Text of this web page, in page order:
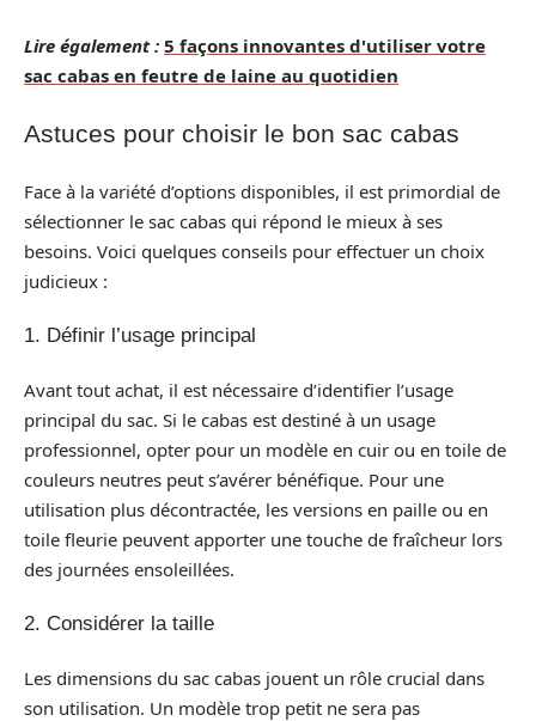
Lire également : 5 façons innovantes d'utiliser votre
sac cabas en feutre de laine au quotidien
Astuces pour choisir le bon sac cabas
Face à la variété d’options disponibles, il est primordial de
sélectionner le sac cabas qui répond le mieux à ses
besoins. Voici quelques conseils pour effectuer un choix
judicieux :
1. Définir l’usage principal
Avant tout achat, il est nécessaire d’identifier l’usage
principal du sac. Si le cabas est destiné à un usage
professionnel, opter pour un modèle en cuir ou en toile de
couleurs neutres peut s’avérer bénéfique. Pour une
utilisation plus décontractée, les versions en paille ou en
toile fleurie peuvent apporter une touche de fraîcheur lors
des journées ensoleillées.
2. Considérer la taille
Les dimensions du sac cabas jouent un rôle crucial dans
son utilisation. Un modèle trop petit ne sera pas